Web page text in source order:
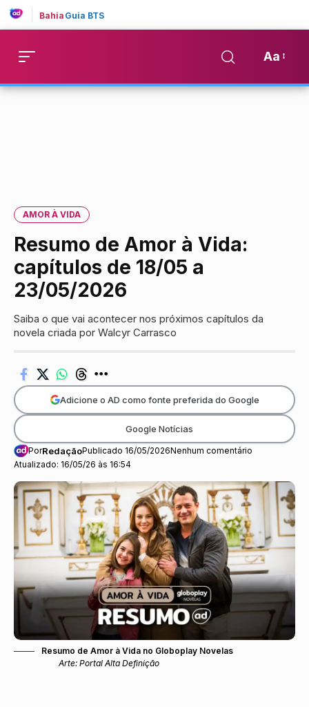
Bahia Guia BTS
Aa
AMOR À VIDA
Resumo de Amor à Vida:
capítulos de 18/05 a
23/05/2026
Saiba o que vai acontecer nos próximos capítulos da
novela criada por Walcyr Carrasco
Atualizado: 16/05/26 às 16:54
PorRedaçãoPublicado 16/05/2026Nenhum comentário
Adicione o AD como fonte preferida do Google
Google Notícias
Resumo de Amor à Vida no Globoplay Novelas
Arte: Portal Alta Definição